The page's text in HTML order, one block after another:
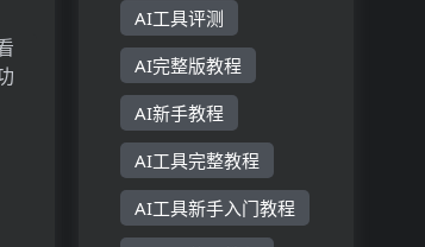
AI工具评测
AI完整版教程
AI新手教程
AI工具完整教程
AI工具新手入门教程